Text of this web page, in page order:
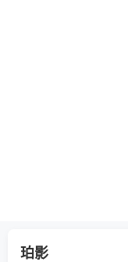
珀影